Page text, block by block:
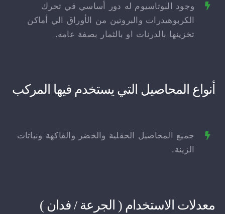
وجود البوتاسيوم له دور أساسي في تحرك
الكربوهيدرات والبروتين من الأوراق الي أماكن
تخزينها بالدرنات او بالثمار بصفة عامه.
أنواع المحاصيل التي يستخدم فيها المركب
جميع المحاصيل الحقلية والخضر والفاكهة ونباتات
الزينة.
معدلات الاستخدام ( الجرعة / فدان )